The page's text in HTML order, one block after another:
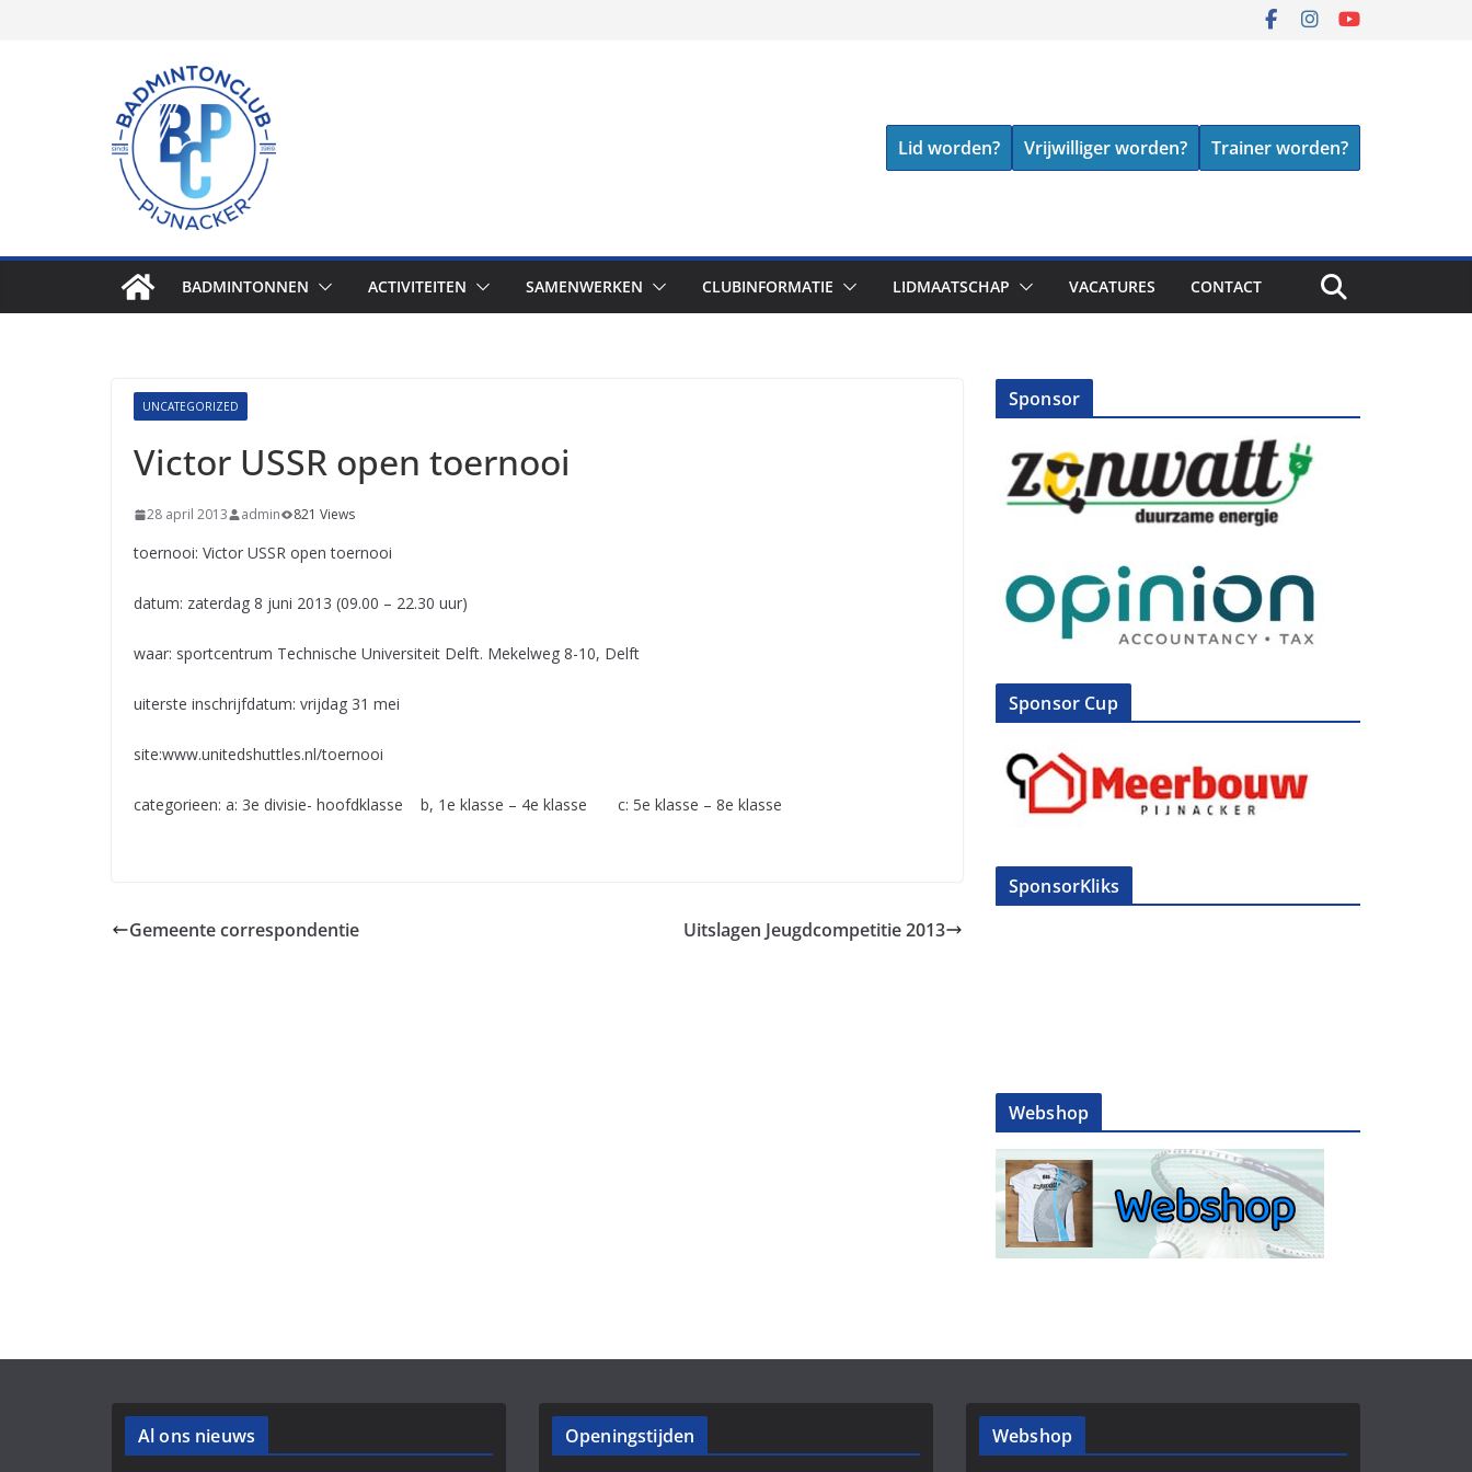
Lid worden? Vrijwilliger worden? Trainer worden?
BADMINTONNEN ACTIVITEITEN SAMENWERKEN CLUBINFORMATIE LIDMAATSCHAP VACATURES CONTACT
UNCATEGORIZED
Victor USSR open toernooi
28 april 2013 admin 821 Views
toernooi: Victor USSR open toernooi
datum: zaterdag 8 juni 2013 (09.00 – 22.30 uur)
waar: sportcentrum Technische Universiteit Delft. Mekelweg 8-10, Delft
uiterste inschrijfdatum: vrijdag 31 mei
site:www.unitedshuttles.nl/toernooi
categorieen: a: 3e divisie- hoofdklasse b, 1e klasse – 4e klasse c: 5e klasse – 8e klasse
Gemeente correspondentie Uitslagen Jeugdcompetitie 2013
Sponsor
Sponsor Cup
SponsorKliks
Webshop
Al ons nieuws Openingstijden Webshop